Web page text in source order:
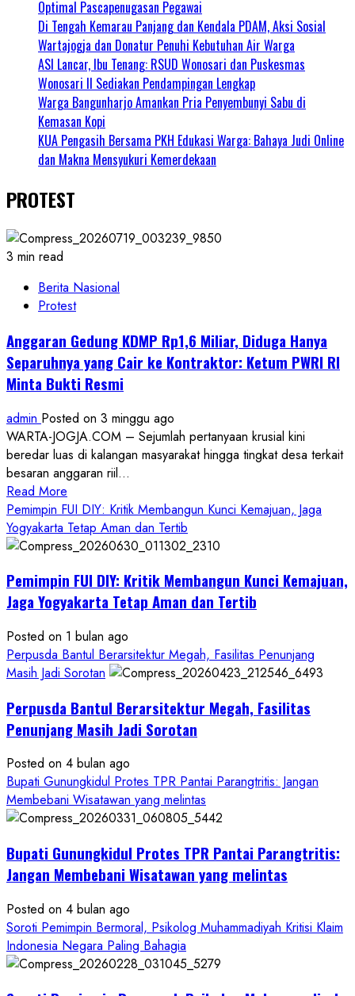
Optimal Pascapenugasan Pegawai
Di Tengah Kemarau Panjang dan Kendala PDAM, Aksi Sosial
Wartajogja dan Donatur Penuhi Kebutuhan Air Warga
ASI Lancar, Ibu Tenang: RSUD Wonosari dan Puskesmas
Wonosari II Sediakan Pendampingan Lengkap
Warga Bangunharjo Amankan Pria Penyembunyi Sabu di
Kemasan Kopi
KUA Pengasih Bersama PKH Edukasi Warga: Bahaya Judi Online
dan Makna Mensyukuri Kemerdekaan
PROTEST
3 min read
Berita Nasional
Protest
Anggaran Gedung KDMP Rp1,6 Miliar, Diduga Hanya
Separuhnya yang Cair ke Kontraktor: Ketum PWRI RI
Minta Bukti Resmi
admin Posted on 3 minggu ago
WARTA-JOGJA.COM – Sejumlah pertanyaan krusial kini
beredar luas di kalangan masyarakat hingga tingkat desa terkait
besaran anggaran riil...
Read More
more
about
Anggaran
KDMP
Rp1,6
Diduga
Hanya
Separuhnya
Cair
ke
Ketum
PWRI
RI
Minta
Resmi
Pemimpin FUI DIY: Kritik Membangun Kunci Kemajuan, Jaga
Yogyakarta Tetap Aman dan Tertib
Pemimpin FUI DIY: Kritik Membangun Kunci Kemajuan,
Jaga Yogyakarta Tetap Aman dan Tertib
Posted on 1 bulan ago
Perpusda Bantul Berarsitektur Megah, Fasilitas Penunjang
Masih Jadi Sorotan
Perpusda Bantul Berarsitektur Megah, Fasilitas
Penunjang Masih Jadi Sorotan
Posted on 4 bulan ago
Bupati Gunungkidul Protes TPR Pantai Parangtritis: Jangan
Membebani Wisatawan yang melintas
Bupati Gunungkidul Protes TPR Pantai Parangtritis:
Jangan Membebani Wisatawan yang melintas
Posted on 4 bulan ago
Soroti Pemimpin Bermoral, Psikolog Muhammadiyah Kritisi Klaim
Indonesia Negara Paling Bahagia